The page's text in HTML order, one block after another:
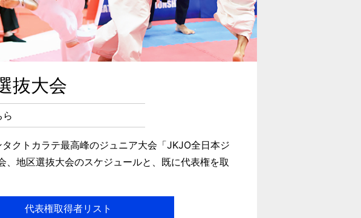
抜大会
クトカラテ最高峰のジュニア大会「JKJO全日本ジ
地区選抜大会のスケジュールと、既に代表権を取
代表権取得者リスト